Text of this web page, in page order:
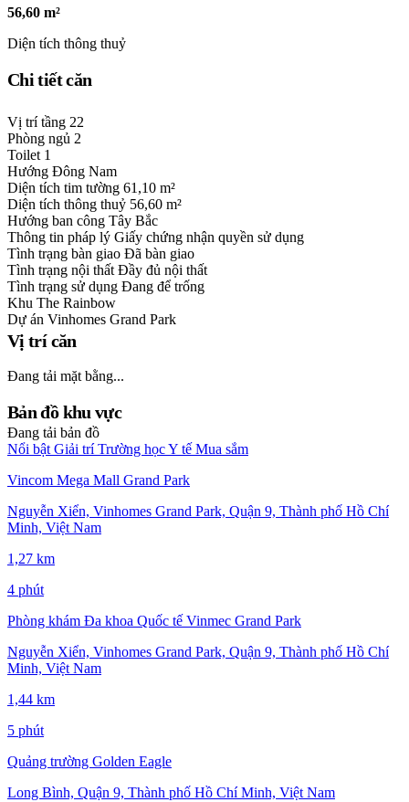
56,60 m²
Diện tích thông thuỷ
Chi tiết căn
Vị trí tầng 22
Phòng ngủ 2
Toilet 1
Hướng Đông Nam
Diện tích tim tường 61,10 m²
Diện tích thông thuỷ 56,60 m²
Hướng ban công Tây Bắc
Thông tin pháp lý Giấy chứng nhận quyền sử dụng
Tình trạng bàn giao Đã bàn giao
Tình trạng nội thất Đầy đủ nội thất
Tình trạng sử dụng Đang để trống
Khu The Rainbow
Dự án Vinhomes Grand Park
Vị trí căn
Đang tải mặt bằng...
Bản đồ khu vực
Đang tải bản đồ
Nổi bật Giải trí Trường họcY tế Mua sắm
Vincom Mega Mall Grand Park
Nguyễn Xiển, Vinhomes Grand Park, Quận 9, Thành phố Hồ Chí
Minh, Việt Nam
1,27 km
4 phút
Phòng khám Đa khoa Quốc tế Vinmec Grand Park
Nguyễn Xiển, Vinhomes Grand Park, Quận 9, Thành phố Hồ Chí
Minh, Việt Nam
1,44 km
5 phút
Quảng trường Golden Eagle
Long Bình, Quận 9, Thành phố Hồ Chí Minh, Việt Nam